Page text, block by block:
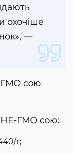
охочіше
—
ГМО сою
НЕ-ГМО сою:
т;